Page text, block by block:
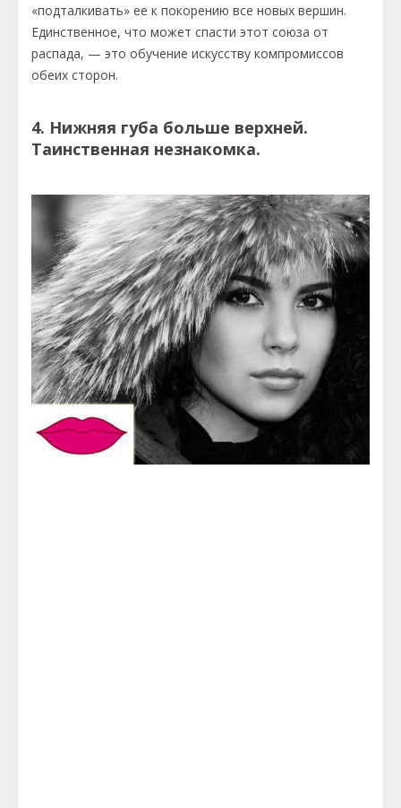
«подталкивать» ее к покорению все новых вершин.
Единственное, что может спасти этот союза от
распада, — это обучение искусству компромиссов
обеих сторон.
4. Нижняя губа больше верхней.
Таинственная незнакомка.